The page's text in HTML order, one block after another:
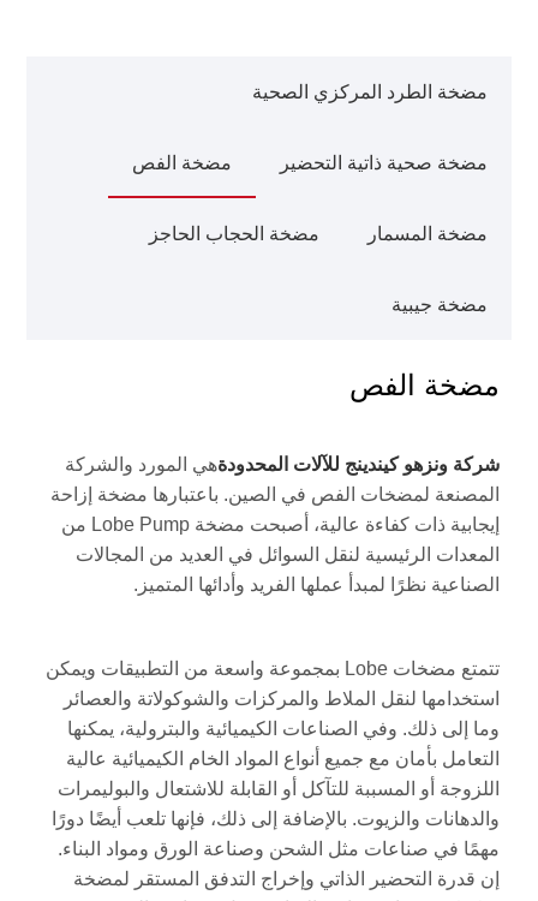
مضخة الطرد المركزي الصحية
مضخة صحية ذاتية التحضير مضخة الفص
مضخة المسمار مضخة الحجاب الحاجز
مضخة جيبية
مضخة الفص
شركة ونزهو كيندينج للآلات المحدودةهي المورد والشركة
المصنعة لمضخات الفص في الصين. باعتبارها مضخة إزاحة
إيجابية ذات كفاءة عالية، أصبحت مضخة Lobe Pump من
المعدات الرئيسية لنقل السوائل في العديد من المجالات
الصناعية نظرًا لمبدأ عملها الفريد وأدائها المتميز.
تتمتع مضخات Lobe بمجموعة واسعة من التطبيقات ويمكن
استخدامها لنقل الملاط والمركزات والشوكولاتة والعصائر
وما إلى ذلك. وفي الصناعات الكيميائية والبترولية، يمكنها
التعامل بأمان مع جميع أنواع المواد الخام الكيميائية عالية
اللزوجة أو المسببة للتآكل أو القابلة للاشتعال والبوليمرات
والدهانات والزيوت. بالإضافة إلى ذلك، فإنها تلعب أيضًا دورًا
مهمًا في صناعات مثل الشحن وصناعة الورق ومواد البناء.
إن قدرة التحضير الذاتي وإخراج التدفق المستقر لمضخة